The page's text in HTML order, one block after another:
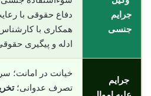
جرایم
جنسی
دفاع حقوقی با
همکاری با
ادله و پیگیری
جرایم
خیانت در امانت؛
تصرف عدوانی؛